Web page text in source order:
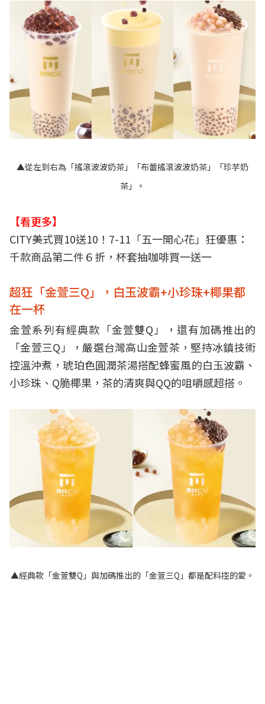
▲從左到右為「搖滾波波奶茶」「布蕾搖滾波波奶茶」「珍芋奶
茶」。
【看更多】
CITY美式買10送10！7-11「五一開心花」狂優惠：
千款商品第二件６折，杯套抽咖啡買一送一
超狂「金萱三Q」，白玉波霸+小珍珠+椰果都
在一杯
金萱系列有經典款「金萱雙Q」，還有加碼推出的
「金萱三Q」，嚴選台灣高山金萱茶，堅持冰鎮技術
控溫沖煮，琥珀色圓潤茶湯搭配蜂蜜風的白玉波霸、
小珍珠、Q脆椰果，茶的清爽與QQ的咀嚼感超搭。
▲經典款「金萱雙Q」與加碼推出的「金萱三Q」都是配料控的愛。